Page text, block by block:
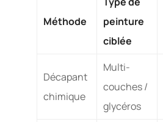
Méthode
peinture
ciblée
Décapant
chimique
Multi-
couches /
glycéros